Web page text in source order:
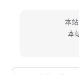
本站
本